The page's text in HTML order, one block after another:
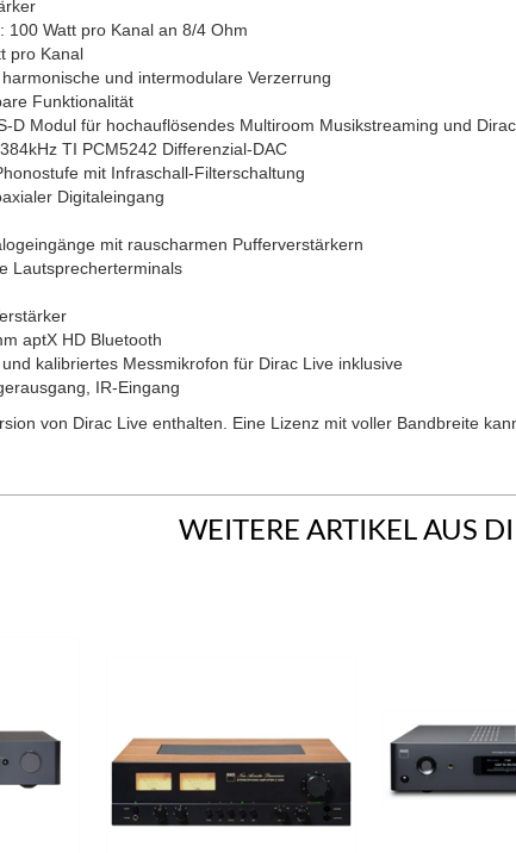
100 Watt pro Kanal an 8/4 Ohm
pro Kanal
und intermodulare Verzerrung
Funktionalität
D Modul für hochauflösendes Multiroom Musikstreaming und
TI PCM5242 Differenzial-DAC
mit Infraschall-Filterschaltung
Digitaleingang
mit rauscharmen Pufferverstärkern
Lautsprecherterminals
aptX HD Bluetooth
kalibriertes Messmikrofon für Dirac Live inklusive
IR-Eingang
von Dirac Live enthalten. Eine Lizenz mit voller Bandbreite
WEITERE ARTIKEL AUS